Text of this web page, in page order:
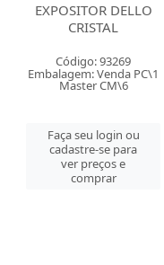
EXPOSITOR DELLO
CRISTAL
Código: 93269
Embalagem: Venda PC\1
Master CM\6
Faça seu login ou
cadastre-se para
ver preços e
comprar